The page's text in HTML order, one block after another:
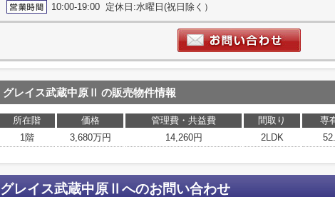
10:00-19:00 定休日:水曜日(祝日除く）
グレイス武蔵中原Ⅱ の販売物件情報
所在階 価格 管理費・共益費 間取り 専
1階
3,680万円 14,260円 2LDK
グレイス武蔵中原Ⅱ へのお問い合わせ